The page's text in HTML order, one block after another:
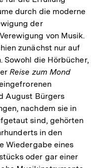
durch die moderne
der
von Musik.
zunächst nur auf
Sowohl die Hörbücher,
Reise zum Mond
August Bürgers
nachdem sie in
sind, gehörten
in den
Wiedergabe eines
oder gar einer